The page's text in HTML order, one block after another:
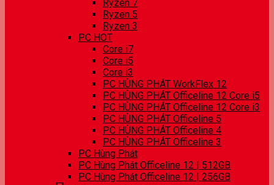
Ryzen 7
Ryzen 5
Ryzen 3
PC HOT
Core i7
Core i5
Core i3
PC HÙNG PHÁT WorkFlex 12
PC HÙNG PHÁT Officeline 12 Core i5
PC HÙNG PHÁT Officeline 12 Core i3
PC HÙNG PHÁT Officeline 5
PC HÙNG PHÁT Officeline 4
PC HÙNG PHÁT Officeline 3
PC Hùng Phát
PC Hùng Phát Officeline 12 | 512GB
PC Hùng Phát Officeline 12 | 256GB